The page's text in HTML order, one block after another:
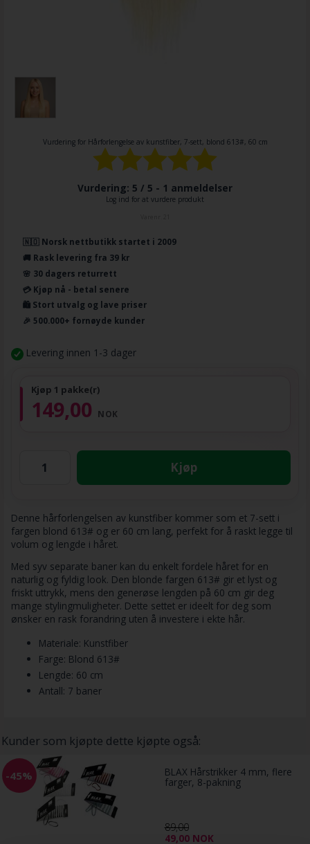
Vurdering for Hårforlengelse av kunstfiber, 7-sett, blond 613#, 60 cm
Vurdering: 5 / 5 - 1 anmeldelser
Log ind for at vurdere produkt
🇳🇴 Norsk nettbutikk startet i 2009
🚚 Rask levering fra 39 kr
🌸 30 dagers returrett
💳 Kjøp nå - betal senere
🛍️ Stort utvalg og lave priser
🎉 500.000+ fornøyde kunder
Levering innen 1-3 dager
Kjøp 1 pakke(r)
149,00 NOK
Kjøp
Denne hårforlengelsen av kunstfiber kommer som et 7-sett i
fargen blond 613# og er 60 cm lang, perfekt for å raskt legge til
volum og lengde i håret.
Med syv separate baner kan du enkelt fordele håret for en
naturlig og fyldig look. Den blonde fargen 613# gir et lyst og
friskt uttrykk, mens den generøse lengden på 60 cm gir deg
mange stylingmuligheter. Dette settet er ideelt for deg som
ønsker en rask forandring uten å investere i ekte hår.
Materiale: Kunstfiber
Farge: Blond 613#
Lengde: 60 cm
Antall: 7 baner
Kunder som kjøpte dette kjøpte også:
-45% BLAX Hårstrikker 4 mm, flere
farger, 8-pakning
89,00
49,00 NOK